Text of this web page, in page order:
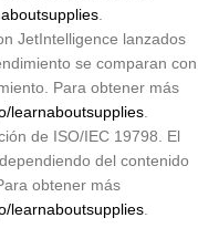
JetIntelligence lanzados
se comparan con
Para obtener más
learnaboutsupplies
de ISO/IEC 19798. El
del contenido
obtener más
learnaboutsupplies